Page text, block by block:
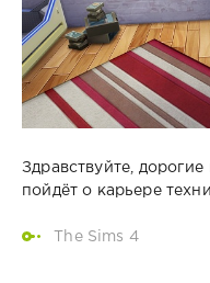
Здравствуйте,
пойдёт о карьере
The Sims 4